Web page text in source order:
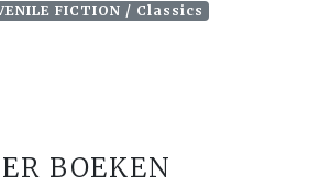
FICTION / Classics
BOEKEN